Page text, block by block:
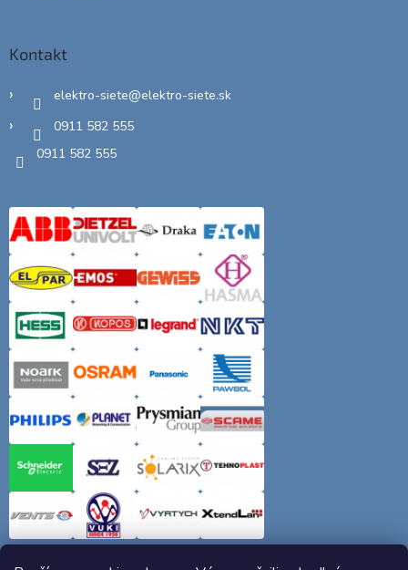
Kontakt
elektro-siete@elektro-siete.sk
0911 582 555
0911 582 555